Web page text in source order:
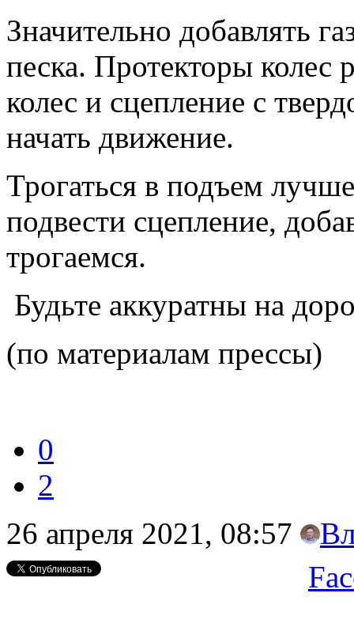
Значительно добавлять
песка. Протекторы колес
колес и сцепление с
начать движение.
Трогаться в подъем
подвести сцепление,
трогаемся.
Будьте аккуратны на
(по материалам прессы)
0
2
26 апреля 2021, 08:57